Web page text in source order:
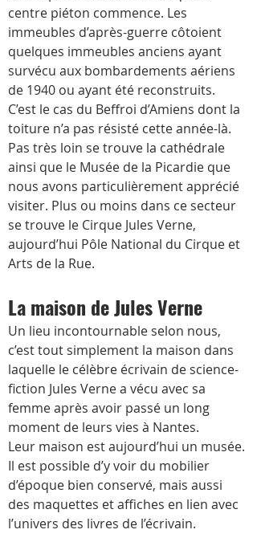
centre piéton commence. Les
immeubles d’après-guerre côtoient
quelques immeubles anciens ayant
survécu aux bombardements aériens
de 1940 ou ayant été reconstruits.
C’est le cas du Beffroi d’Amiens dont la
toiture n’a pas résisté cette année-là.
Pas très loin se trouve la cathédrale
ainsi que le Musée de la Picardie que
nous avons particulièrement apprécié
visiter. Plus ou moins dans ce secteur
se trouve le Cirque Jules Verne,
aujourd’hui Pôle National du Cirque et
Arts de la Rue.
La maison de Jules Verne
Un lieu incontournable selon nous,
c’est tout simplement la maison dans
laquelle le célèbre écrivain de science-
fiction Jules Verne a vécu avec sa
femme après avoir passé un long
moment de leurs vies à Nantes.
Leur maison est aujourd’hui un musée.
Il est possible d’y voir du mobilier
d’époque bien conservé, mais aussi
des maquettes et affiches en lien avec
l’univers des livres de l’écrivain.